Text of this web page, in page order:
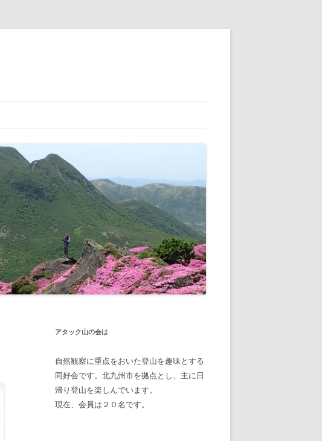
アタック山の会は
自然観察に重点をおいた登山を趣味とする
同好会です。北九州市を拠点とし、主に日
帰り登山を楽しんでいます。
現在、会員は２０名です。